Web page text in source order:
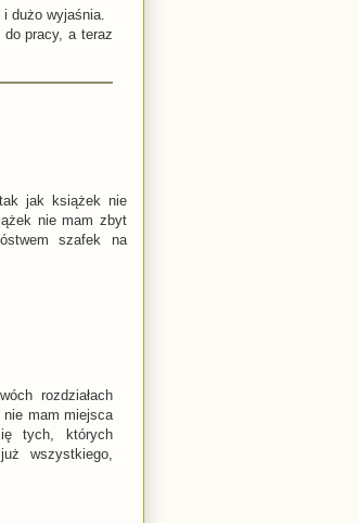
dużo wyjaśnia.
do pracy, a teraz
jak książek nie
nie mam zbyt
szafek na
rozdziałach
nie mam miejsca
tych, których
wszystkiego,